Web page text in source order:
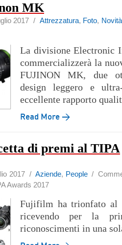
MK
2017 /Attrezzatura, Foto, Novità
La divisione Electronic
commercializzerà la
FUJINON MK, due
design leggero e
eccellente rapporto
Read More →
di premi al TIPA
2017 /Aziende, People/
Awards 2017
Fujifilm ha trionfato al
ricevendo per la
riconoscimenti in una